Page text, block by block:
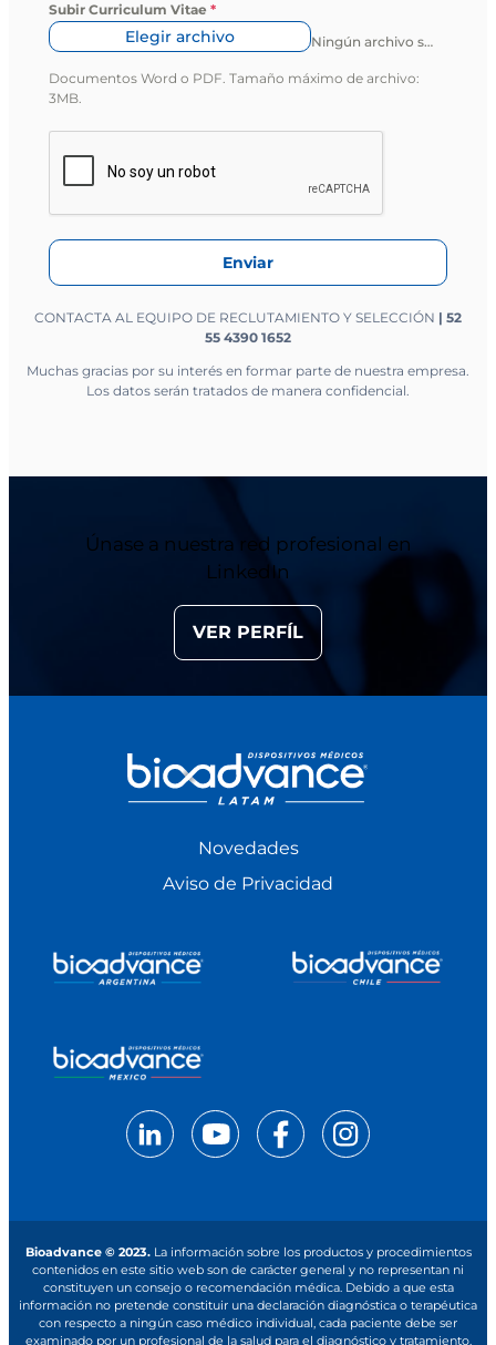
Subir Curriculum Vitae *
Elegir archivo Ningún archivo seleccionado
Documentos Word o PDF. Tamaño máximo de archivo:
3MB.
Enviar
CONTACTA AL EQUIPO DE RECLUTAMIENTO Y SELECCIÓN | 52
55 4390 1652
Muchas gracias por su interés en formar parte de nuestra empresa.
Los datos serán tratados de manera confidencial.
Únase a nuestra red profesional en
LinkedIn
VER PERFÍL
Novedades
Aviso de Privacidad
Bioadvance © 2023.La información sobre los productos y procedimientos
contenidos en este sitio web son de carácter general y no representan ni
constituyen un consejo o recomendación médica. Debido a que esta
información no pretende constituir una declaración diagnóstica o terapéutica
con respecto a ningún caso médico individual, cada paciente debe ser
examinado por un profesional de la salud para el diagnóstico y tratamiento.